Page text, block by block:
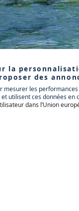
la
des
les
utilisent ces données en
dans l’Union